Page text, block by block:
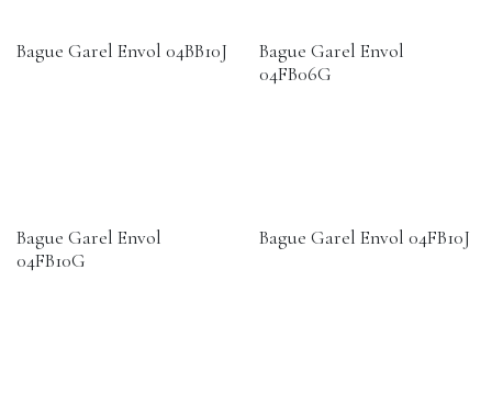
Bague Garel Envol 04BB10J
Bague Garel Envol
04FB06G
Bague Garel Envol
04FB10G
Bague Garel Envol 04FB10J